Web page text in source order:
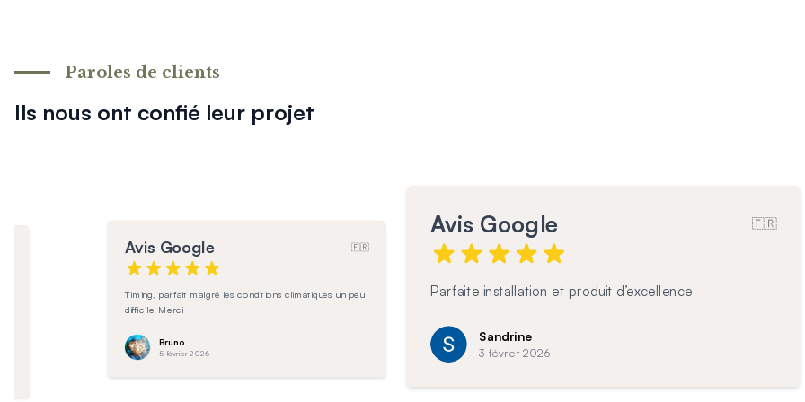
Ils nous ont confié leur projet
Paroles de clients
Avis Google 🇫🇷
Parfaite installation et produit d’excellence
Avis Google 🇫🇷
Produit de très belle qualité belle finition et robustesse
christophe